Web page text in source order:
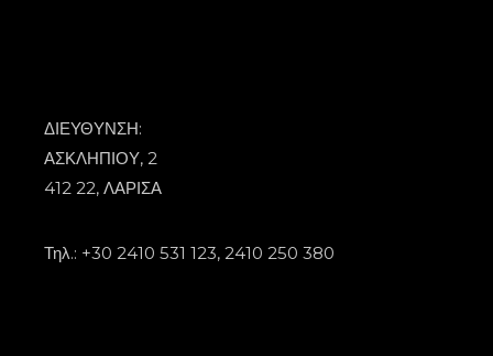
ΔΙΕΥΘΥΝΣΗ:
ΑΣΚΛΗΠΙΟΥ, 2
412 22, ΛΑΡΙΣΑ
Τηλ.: +30 2410 531 123, 2410 250 380